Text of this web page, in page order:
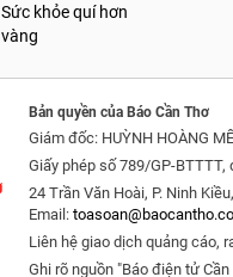
Sức khỏe quí hơn
vàng
Bản quyền của Báo Cần Thơ
Giám đốc: HUỲNH HOÀNG
Giấy phép số 789/GP-BTTTT,
24 Trần Văn Hoài, P. Ninh
Email:
Liên hệ giao dịch quảng cáo,
Ghi rõ nguồn "Báo điện tử